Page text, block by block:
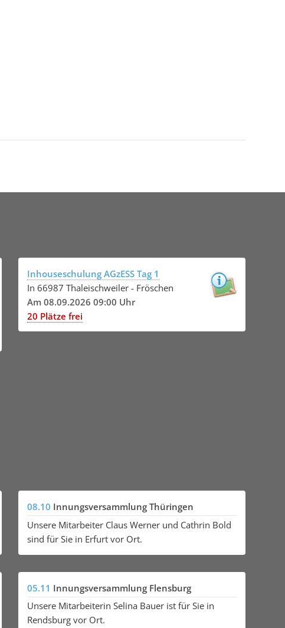
Inhouseschulung AGzESS Tag 1
In 66987 Thaleischweiler - Fröschen
Am 08.09.2026 09:00 Uhr
20 Plätze frei
08.10 Innungsversammlung Thüringen
Unsere Mitarbeiter Claus Werner und Cathrin Bold
sind für Sie in Erfurt vor Ort.
05.11 Innungsversammlung Flensburg
Unsere Mitarbeiterin Selina Bauer ist für Sie in
Rendsburg vor Ort.